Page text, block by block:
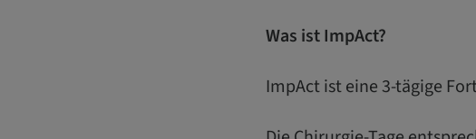
Was ist ImpAct?
ImpAct ist eine 3-tägige